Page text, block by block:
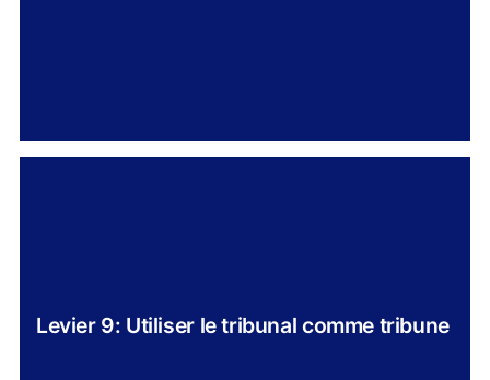
Levier 9: Utiliser le tribunal comme tribune